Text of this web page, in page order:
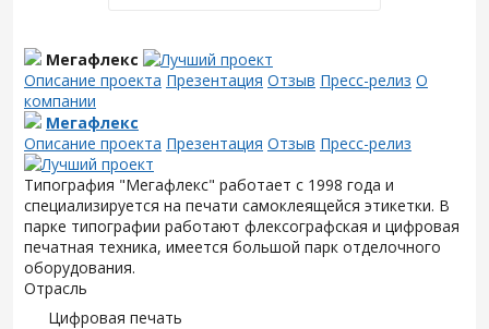
Мегафлекс
Описание проекта Презентация Отзыв Пресс-релиз О
компании
Мегафлекс
Описание проекта Презентация Отзыв Пресс-релиз
Типография "Мегафлекс" работает с 1998 года и
специализируется на печати самоклеящейся этикетки. В
парке типографии работают флексографская и цифровая
печатная техника, имеется большой парк отделочного
оборудования.
Отрасль
Цифровая печать